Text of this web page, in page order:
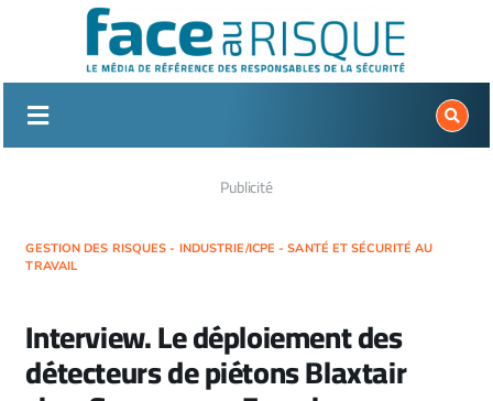
Publicité
GESTION DES RISQUES - INDUSTRIE/ICPE - SANTÉ ET SÉCURITÉ AU
TRAVAIL
Interview. Le déploiement des
détecteurs de piétons Blaxtair